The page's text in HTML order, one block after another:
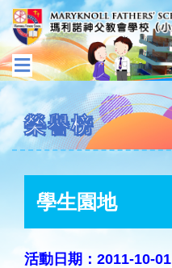
榮譽榜
學生園地
活動日期：2011-10-01